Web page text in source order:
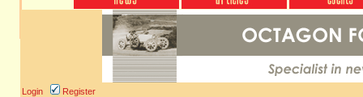
Login Register